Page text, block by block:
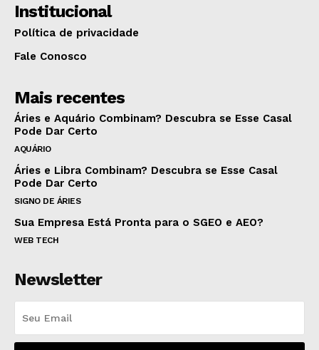
Institucional
Política de privacidade
Fale Conosco
Mais recentes
Áries e Aquário Combinam? Descubra se Esse Casal
Pode Dar Certo
AQUÁRIO
Áries e Libra Combinam? Descubra se Esse Casal
Pode Dar Certo
SIGNO DE ÁRIES
Sua Empresa Está Pronta para o SGEO e AEO?
WEB TECH
Newsletter